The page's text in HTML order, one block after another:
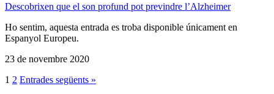
Descobrixen que el son profund pot previndre l’Alzheimer
Ho sentim, aquesta entrada es troba disponible únicament en
Espanyol Europeu.
23 de novembre 2020
1 2 Entrades següents »